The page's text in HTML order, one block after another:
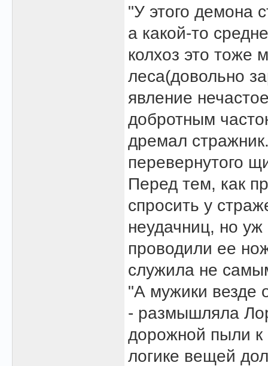
"У этого демона
а какой-то
колхоз это тоже
леса(довольно
явление
добротным
дремал
перевернутого
Перед тем, как
спросить у
неудачниц, но
проводили ее
служила не
"А мужики везде
- размышляла
дорожной пыли к
логике вещей